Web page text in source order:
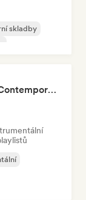
skladby
Focusing Minimal piano & Contemporary classical music